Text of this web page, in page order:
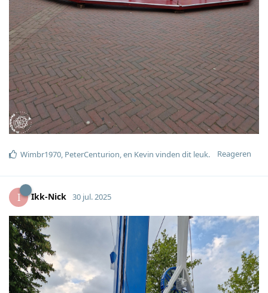
Reageren
Wimbr1970, PeterCenturion, en Kevin vinden dit leuk.
I Ikk-Nick 30 jul. 2025